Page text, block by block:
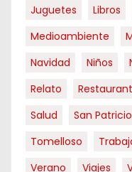
Juguetes
Libros
Medioambiente
Navidad
Niños
Relato
Salud
San Patricio
Tomelloso
Verano
Viajes